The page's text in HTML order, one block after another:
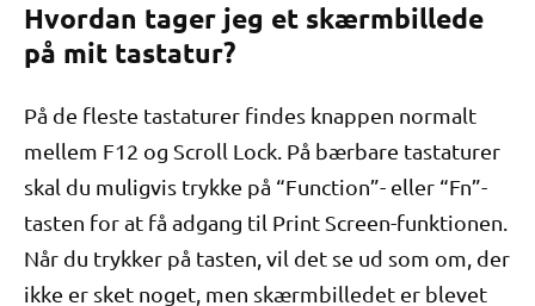
Hvordan tager jeg et skærmbillede
på mit tastatur?
På de fleste tastaturer findes knappen normalt
mellem F12 og Scroll Lock. På bærbare tastaturer
skal du muligvis trykke på “Function”- eller “Fn”-
tasten for at få adgang til Print Screen-funktionen.
Når du trykker på tasten, vil det se ud som om, der
ikke er sket noget, men skærmbilledet er blevet